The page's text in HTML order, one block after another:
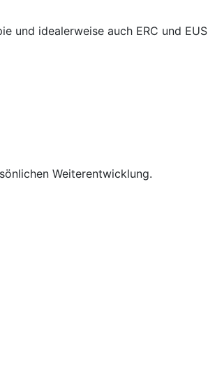
und idealerweise auch ERC und EUS
Weiterentwicklung.